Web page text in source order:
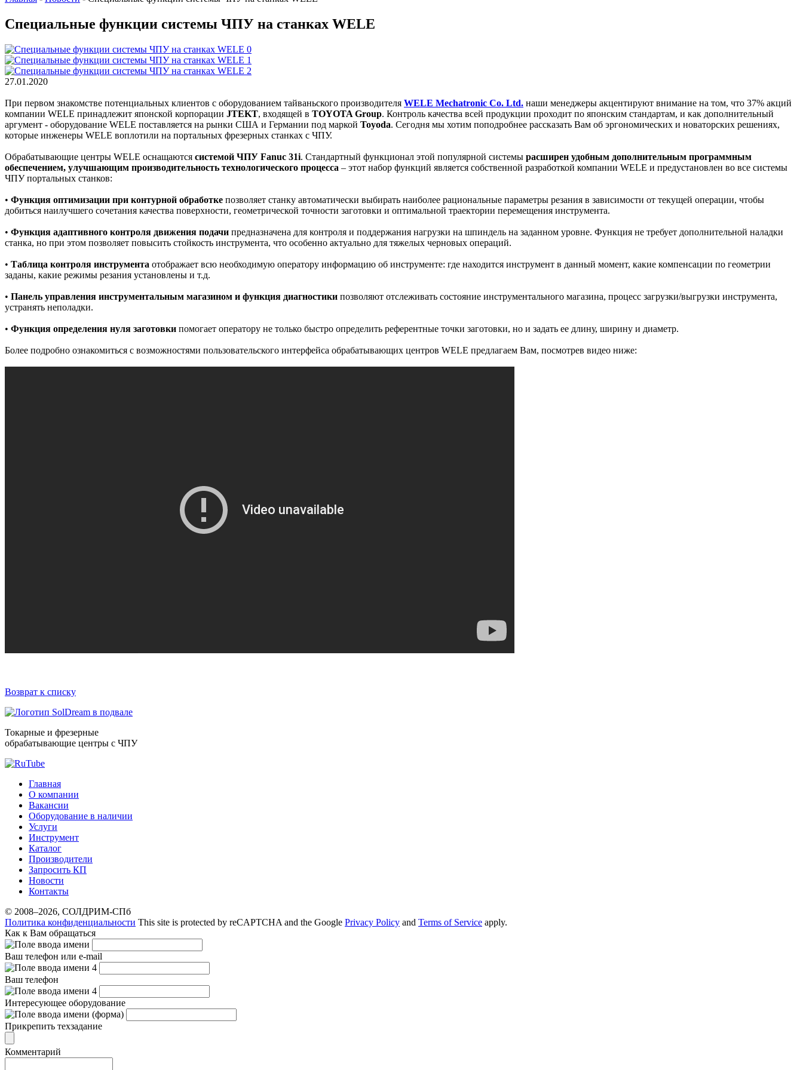
Специальные функции системы ЧПУ на станках WELE
27.01.2020
При первом знакомстве потенциальных клиентов с оборудованием тайваньского производителя WELE Mechatronic Co. Ltd. наши менеджеры акцентируют внимание на том, что 37% акций
компании WELE принадлежит японской корпорации JTEKT, входящей в TOYOTA Group. Контроль качества всей продукции проходит по японским стандартам, и как дополнительный
аргумент - оборудование WELE поставляется на рынки США и Германии под маркой Toyoda. Сегодня мы хотим поподробнее рассказать Вам об эргономических и новаторских решениях,
которые инженеры WELE воплотили на портальных фрезерных станках с ЧПУ.
Обрабатывающие центры WELE оснащаются системой ЧПУ Fanuc 31i. Стандартный функционал этой популярной системы расширен удобным дополнительным программным
обеспечением, улучшающим производительность технологического процесса – этот набор функций является собственной разработкой компании WELE и предустановлен во все системы
ЧПУ портальных станков:
• Функция оптимизации при контурной обработке позволяет станку автоматически выбирать наиболее рациональные параметры резания в зависимости от текущей операции, чтобы
добиться наилучшего сочетания качества поверхности, геометрической точности заготовки и оптимальной траектории перемещения инструмента.
• Функция адаптивного контроля движения подачи предназначена для контроля и поддержания нагрузки на шпиндель на заданном уровне. Функция не требует дополнительной наладки
станка, но при этом позволяет повысить стойкость инструмента, что особенно актуально для тяжелых черновых операций.
• Таблица контроля инструмента отображает всю необходимую оператору информацию об инструменте: где находится инструмент в данный момент, какие компенсации по геометрии
заданы, какие режимы резания установлены и т.д.
• Панель управления инструментальным магазином и функция диагностики позволяют отслеживать состояние инструментального магазина, процесс загрузки/выгрузки инструмента,
устранять неполадки.
• Функция определения нуля заготовки помогает оператору не только быстро определить референтные точки заготовки, но и задать ее длину, ширину и диаметр.
Более подробно ознакомиться с возможностями пользовательского интерфейса обрабатывающих центров WELE предлагаем Вам, посмотрев видео ниже:
Возврат к списку
Токарные и фрезерные
обрабатывающие центры с ЧПУ
Главная
O компании
Вакансии
Оборудование в наличии
Услуги
Инструмент
Каталог
Производители
Запросить КП
Новости
Контакты
© 2008–2026, СОЛДРИМ-СПб
Политика конфиденциальности This site is protected by reCAPTCHA and the Google Privacy Policy and Terms of Service apply.
Как к Вам обращаться
Ваш телефон или e-mail
Ваш телефон
Интересующее оборудование
Прикрепить техзадание
Комментарий